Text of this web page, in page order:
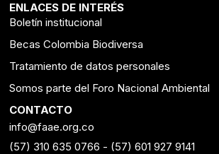
ENLACES DE INTERÉS
Boletín institucional
Becas Colombia Biodiversa
Tratamiento de datos personales
Somos parte del Foro Nacional Ambiental
CONTACTO
info@faae.org.co
(57) 310 635 0766 - (57) 601 927 9141